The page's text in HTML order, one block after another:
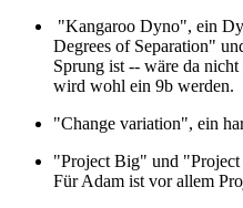
"Kangaroo Dyno", ein
Degrees of Separation"
Sprung ist -- wäre da
wird wohl ein 9b werden.
"Change variation", ein
"Project Big" und
Für Adam ist vor allem